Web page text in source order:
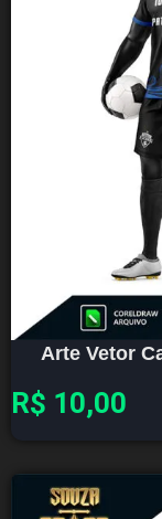
Arte Vetor
R$ 10,00